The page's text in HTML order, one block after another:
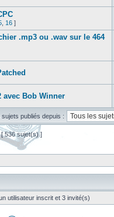
16 ]
.mp3 ou .wav sur le 464
avec Bob Winner
publiés depuis :
[ 536 sujet(s) ]
utilisateur inscrit et 3 invité(s)